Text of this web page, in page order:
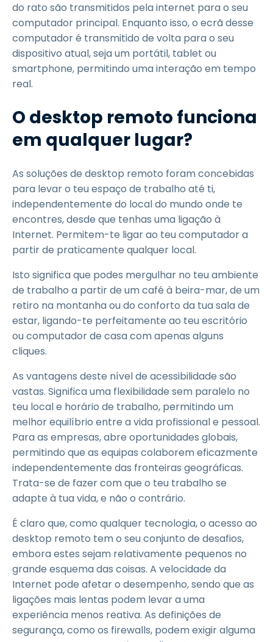
do rato são transmitidos pela internet para o seu
computador principal. Enquanto isso, o ecrã desse
computador é transmitido de volta para o seu
dispositivo atual, seja um portátil, tablet ou
smartphone, permitindo uma interação em tempo
real.
O desktop remoto funciona
em qualquer lugar?
As soluções de desktop remoto foram concebidas
para levar o teu espaço de trabalho até ti,
independentemente do local do mundo onde te
encontres, desde que tenhas uma ligação à
Internet. Permitem-te ligar ao teu computador a
partir de praticamente qualquer local.
Isto significa que podes mergulhar no teu ambiente
de trabalho a partir de um café à beira-mar, de um
retiro na montanha ou do conforto da tua sala de
estar, ligando-te perfeitamente ao teu escritório
ou computador de casa com apenas alguns
cliques.
As vantagens deste nível de acessibilidade são
vastas. Significa uma flexibilidade sem paralelo no
teu local e horário de trabalho, permitindo um
melhor equilíbrio entre a vida profissional e pessoal.
Para as empresas, abre oportunidades globais,
permitindo que as equipas colaborem eficazmente
independentemente das fronteiras geográficas.
Trata-se de fazer com que o teu trabalho se
adapte à tua vida, e não o contrário.
É claro que, como qualquer tecnologia, o acesso ao
desktop remoto tem o seu conjunto de desafios,
embora estes sejam relativamente pequenos no
grande esquema das coisas. A velocidade da
Internet pode afetar o desempenho, sendo que as
ligações mais lentas podem levar a uma
experiência menos reativa. As definições de
segurança, como os firewalls, podem exigir alguma